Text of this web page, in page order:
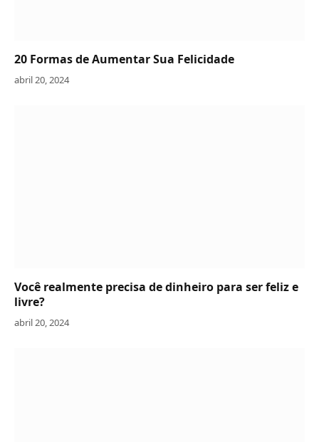
20 Formas de Aumentar Sua Felicidade
abril 20, 2024
Você realmente precisa de dinheiro para ser feliz e
livre?
abril 20, 2024